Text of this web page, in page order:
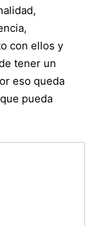
con ellos y
tener un
eso queda
pueda